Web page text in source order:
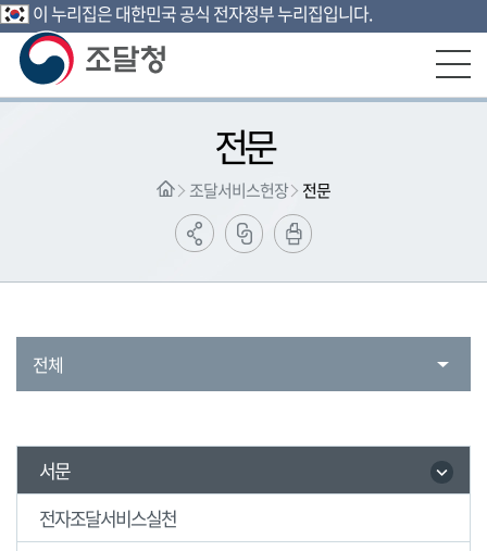
본문영역 바로가기
메인메뉴 바로가기
하단링크 바로가기
이 누리집은 대한민국 공식 전자정부 누리집입니다.
전문
조달서비스헌장 전문
전체
서문
전자조달서비스실천